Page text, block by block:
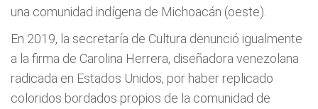
una comunidad indígena de Michoacán (oeste).
En 2019, la secretaría de Cultura denunció igualmente
a la firma de Carolina Herrera, diseñadora venezolana
radicada en Estados Unidos, por haber replicado
coloridos bordados propios de la comunidad de